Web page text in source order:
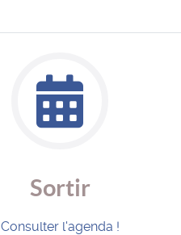
Sortir
Consulter l'agenda !